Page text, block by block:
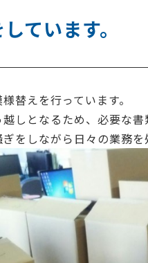
ています。
替えを行っています。
しとなるため、必要な
をしながら日々の業務を